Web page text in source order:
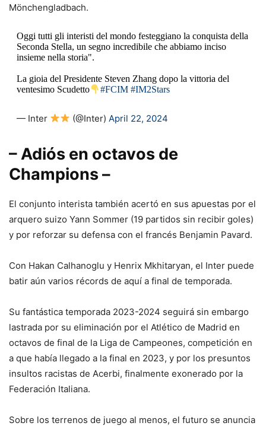
Mönchengladbach.
Oggi tutti gli interisti del mondo festeggiano la conquista della
Seconda Stella, un segno incredibile che abbiamo inciso
insieme nella storia".
La gioia del Presidente Steven Zhang dopo la vittoria del
ventesimo Scudetto
#FCIM #IM2Stars
— Inter (@Inter) April 22, 2024
– Adiós en octavos de
Champions –
El conjunto interista también acertó en sus apuestas por el
arquero suizo Yann Sommer (19 partidos sin recibir goles)
y por reforzar su defensa con el francés Benjamin Pavard.
Con Hakan Calhanoglu y Henrix Mkhitaryan, el Inter puede
batir aún varios récords de aquí a final de temporada.
Su fantástica temporada 2023-2024 seguirá sin embargo
lastrada por su eliminación por el Atlético de Madrid en
octavos de final de la Liga de Campeones, competición en
a que había llegado a la final en 2023, y por los presuntos
insultos racistas de Acerbi, finalmente exonerado por la
Federación Italiana.
Sobre los terrenos de juego al menos, el futuro se anuncia